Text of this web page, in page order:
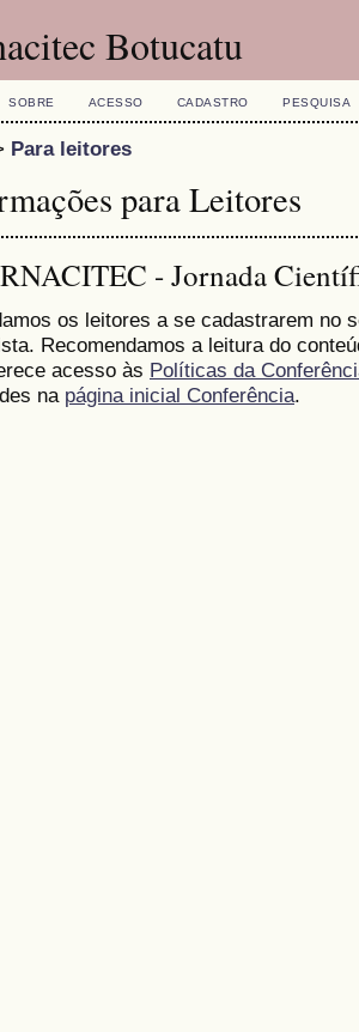
Botucatu
SOBRE ACESSO CADASTRO PESQUISA
Para leitores
para Leitores
- Jornada
os leitores a se cadastrarem no
Recomendamos a leitura do
acesso às Políticas da
na página inicial Conferência.